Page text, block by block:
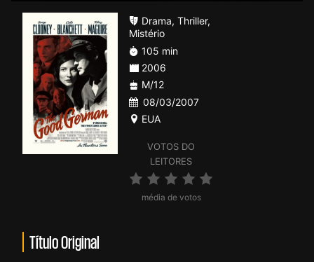
VOTOS DO
LEITORES
média de votos
Drama, Thriller,
Mistério
105 min
2006
M/12
08/03/2007
EUA
Título Original